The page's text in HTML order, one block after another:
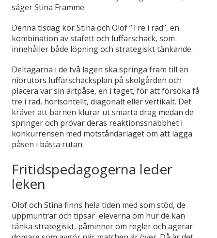
säger Stina Framme.
Denna tisdag kör Stina och Olof ”Tre i rad”, en
kombination av stafett och luffarschack, som
innehåller både löpning och strategiskt tänkande.
Deltagarna i de två lagen ska springa fram till en
niorutors luffarschacksplan på skolgården och
placera var sin ärtpåse, en i taget, för att försöka få
tre i rad, horisontellt, diagonalt eller vertikalt. Det
kräver att barnen klurar ut smarta drag medan de
springer och prövar deras reaktionssnabbhet i
konkurrensen med motståndarlaget om att lägga
påsen i bästa rutan.
Fritidspedagogerna leder
leken
Olof och Stina finns hela tiden med som stöd, de
uppmuntrar och tipsar eleverna om hur de kan
tänka strategiskt, påminner om regler och agerar